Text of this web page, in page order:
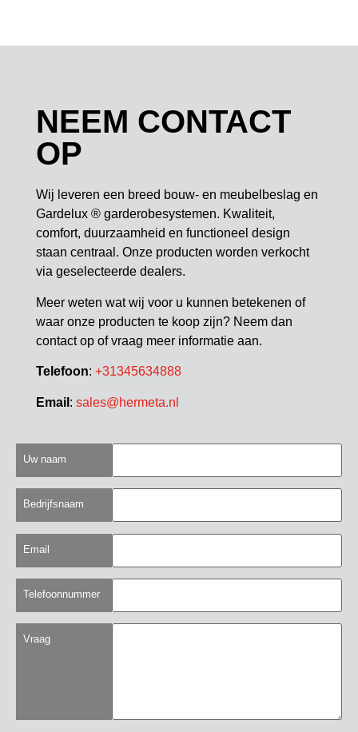
NEEM CONTACT
OP
Wij leveren een breed bouw- en meubelbeslag en
Gardelux ® garderobesystemen. Kwaliteit,
comfort, duurzaamheid en functioneel design
staan centraal. Onze producten worden verkocht
via geselecteerde dealers.
Meer weten wat wij voor u kunnen betekenen of
waar onze producten te koop zijn? Neem dan
contact op of vraag meer informatie aan.
Telefoon: +31345634888
Email : sales@hermeta.nl
Uw naam
Bedrijfsnaam
Email
Telefoonnummer
Vraag